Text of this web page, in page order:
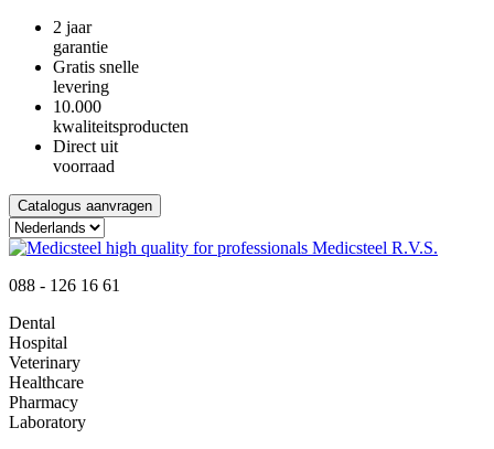
2 jaar
garantie
Gratis snelle
levering
10.000
kwaliteitsproducten
Direct uit
voorraad
Catalogus aanvragen
088 - 126 16 61
Dental
Hospital
Veterinary
Healthcare
Pharmacy
Laboratory